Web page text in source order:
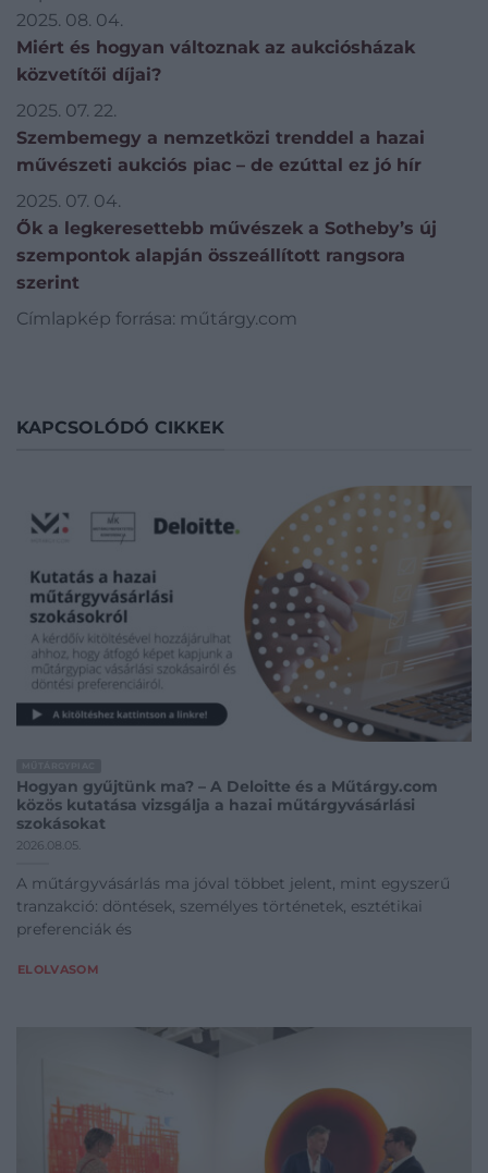
2025. 08. 04.
Miért és hogyan változnak az aukciósházak
közvetítői díjai?
2025. 07. 22.
Szembemegy a nemzetközi trenddel a hazai
művészeti aukciós piac – de ezúttal ez jó hír
2025. 07. 04.
Ők a legkeresettebb művészek a Sotheby’s új
szempontok alapján összeállított rangsora
szerint
Címlapkép forrása: műtárgy.com
KAPCSOLÓDÓ CIKKEK
Hogyan gyűjtünk ma? – A Deloitte és a Műtárgy.com
közös kutatása vizsgálja a hazai műtárgyvásárlási
szokásokat
2026.08.05.
A műtárgyvásárlás ma jóval többet jelent, mint egyszerű
tranzakció: döntések, személyes történetek, esztétikai
preferenciák és
ELOLVASOM